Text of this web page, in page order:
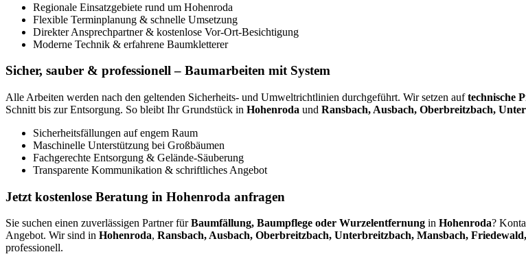
Regionale Einsatzgebiete rund um Hohenroda
Flexible Terminplanung & schnelle Umsetzung
Direkter Ansprechpartner & kostenlose Vor-Ort-Besichtigung
Moderne Technik & erfahrene Baumkletterer
Sicher, sauber & professionell – Baumarbeiten mit System
Alle Arbeiten werden nach den geltenden Sicherheits- und Umweltrichtlinien durchgeführt. Wir setzen auftechnische
Schnitt bis zur Entsorgung. So bleibt Ihr Grundstück in Hohenroda und Ransbach, Ausbach, Oberbreitzbach,
Sicherheitsfällungen auf engem Raum
Maschinelle Unterstützung bei Großbäumen
Fachgerechte Entsorgung & Gelände-Säuberung
Transparente Kommunikation & schriftliches Angebot
Jetzt kostenlose Beratung in Hohenroda anfragen
Sie suchen einen zuverlässigen Partner fürBaumfällung, Baumpflege oder Wurzelentfernung in Hohenroda?
Angebot. Wir sind in Hohenroda, Ransbach, Ausbach, Oberbreitzbach, Unterbreitzbach, Mansbach,
professionell.